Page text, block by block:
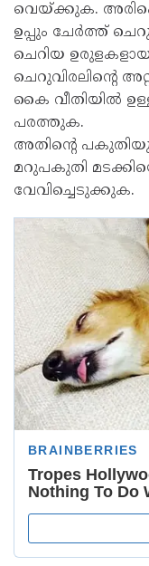
വെയ്ക്കുക.
ഉപ്പും ചേർത്ത്
ചെറിയ
ചെറുവിരലിന്റെ
കൈ വീതിയിൽ
പരത്തുക.
അതിന്റെ
മറുപകുതി
വേവിച്ചെടുക്കുക.